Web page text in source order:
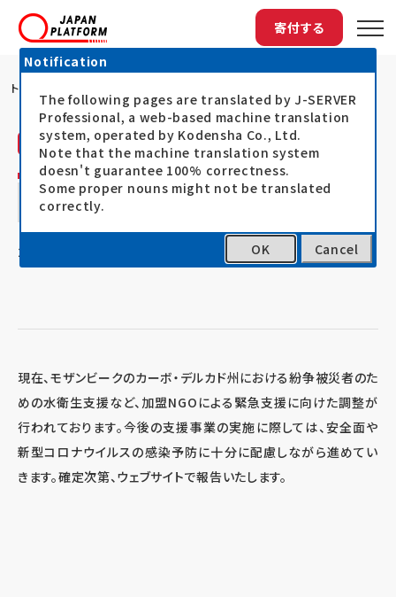
寄付する
トップ
活動レポート ジャパン・プラットフォーム（JPF）
カーボ・デルカド州における緊急支援のため
の調整
21.11.26 モザンビーク北部人道危機対応
現在、モザンビークのカーボ・デルカド州における紛争被災者のた
めの水衛生支援など、加盟NGOによる緊急支援に向けた調整が
行われております。今後の支援事業の実施に際しては、安全面や
新型コロナウイルスの感染予防に十分に配慮しながら進めてい
きます。確定次第、ウェブサイトで報告いたします。
Notification
The following pages are translated by J-SERVER
Professional, a web-based machine translation
system, operated by Kodensha Co., Ltd.
Note that the machine translation system
doesn't guarantee 100% correctness.
Some proper nouns might not be translated
correctly.
OK Cancel